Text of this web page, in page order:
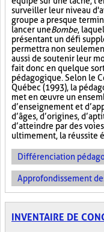
surveiller leur niveau
groupe a presque
lancer uneBombe,
présentant un défi
permettra non
aussi de soutenir leur
fait donc en quelque
pédagogique. Selon le
Québec (1993), la
met en œuvre un
d’enseignement et
d’âges, d’origines,
d’atteindre par des
ultimement, la réussite
Différenciation
Approfondissement
INVENTAIRE DE